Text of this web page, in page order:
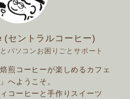
セントラルコーヒー)
パソコンお困りごとサポート
煎コーヒーが楽しめるカフェ
へようこそ。
コーヒーと手作りスイーツ